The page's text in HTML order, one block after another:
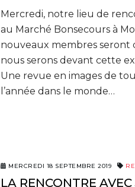
Mercredi, notre lieu de
au Marché Bonsecours à
nouveaux membres seront
nous serons devant cette
Une revue en images de
l’année dans le monde…
MERCREDI 18 SEPTEMBRE 2019
LA RENCONTRE